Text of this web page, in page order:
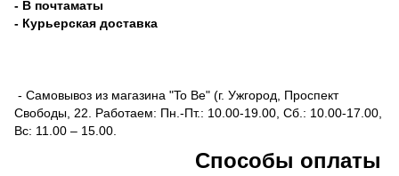
- В почтаматы
- Курьерская доставка
- Самовывоз из магазина "To Be" (г. Ужгород, Проспект
Свободы, 22. Работаем: Пн.-Пт.: 10.00-19.00, Сб.: 10.00-17.00,
Вс: 11.00 – 15.00.
Способы оплаты